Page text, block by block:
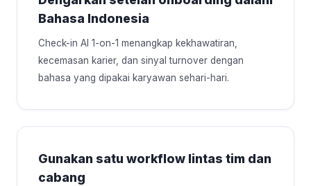
Bahasa Indonesia
Check-in AI 1-on-1 menangkap kekhawatiran,
kecemasan karier, dan sinyal turnover dengan
bahasa yang dipakai karyawan sehari-hari.
Gunakan satu workflow lintas tim dan
cabang